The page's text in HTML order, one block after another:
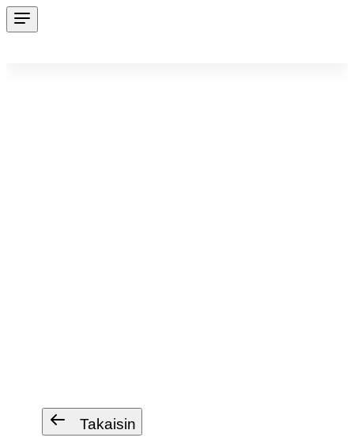
Takaisin